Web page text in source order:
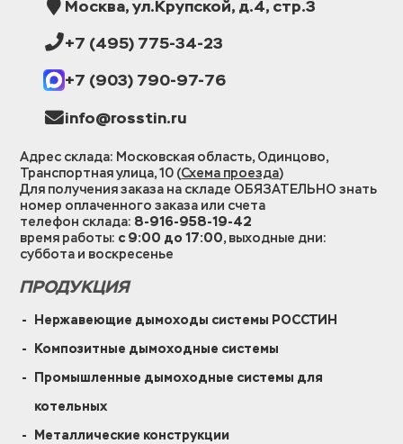
Москва, ул.Крупской, д.4, стр.3
+7 (495) 775-34-23
+7 (903) 790-97-76
info@rosstin.ru
Адрес склада: Московская область, Одинцово,
Транспортная улица, 10 (Схема проезда)
Для получения заказа на складе ОБЯЗАТЕЛЬНО знать
номер оплаченного заказа или счета
телефон склада: 8-916-958-19-42
время работы: с 9:00 до 17:00, выходные дни:
суббота и воскресенье
ПРОДУКЦИЯ
Нержавеющие дымоходы системы РОССТИН
Композитные дымоходные системы
Промышленные дымоходные системы для
котельных
Металлические конструкции